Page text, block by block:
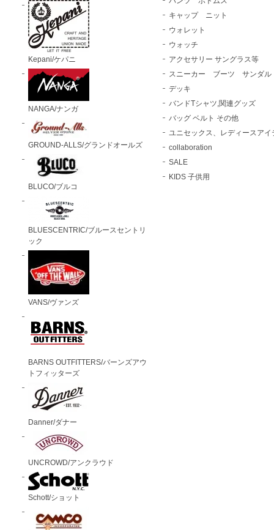
Kepani/ケパニ
NANGA/ナンガ
GROUND-ALLS/グランドオールズ
BLUCO/ブルコ
BLUESCENTRIC/ブルースセントリ
ック
VANS/ヴァンズ
BARNS OUTFITTERS/バーンズアウ
トフィッターズ
Danner/ダナー
UNCROWD/アンクラウド
Schott/ショット
キャップ ニット
ウォレット
ウォッチ
アクセサリー サングラス等
スニーカー ブーツ サンダル
デッキ
バンドTシャツ,関連グッズ
バッグ ベルト その他
ユニセックス、レディースアイ
collaboration
SALE
KIDS 子供用